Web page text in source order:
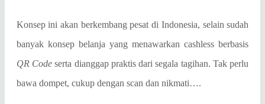
Konsep ini akan berkembang pesat di Indonesia, selain sudah
banyak konsep belanja yang menawarkan cashless berbasis
QR Codeserta dianggap praktis dari segala tagihan. Tak perlu
bawa dompet, cukup dengan scan dan nikmati….